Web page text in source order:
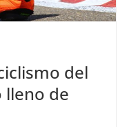
del
lleno de